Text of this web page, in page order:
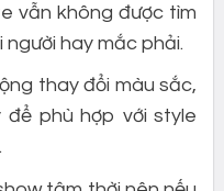
vẫn không được tìm
hay mắc phải.
thay đổi màu sắc,
phù hợp với style